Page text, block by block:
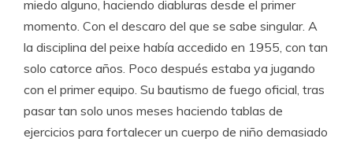
miedo alguno, haciendo diabluras desde el primer
momento. Con el descaro del que se sabe singular. A
la disciplina del peixe había accedido en 1955, con tan
solo catorce años. Poco después estaba ya jugando
con el primer equipo. Su bautismo de fuego oficial, tras
pasar tan solo unos meses haciendo tablas de
ejercicios para fortalecer un cuerpo de niño demasiado